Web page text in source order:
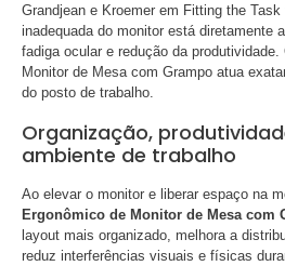
Grandjean e Kroemer em Fitting the
inadequada do monitor está diretamente
fadiga ocular e redução da
Monitor de Mesa com Grampo atua
do posto de trabalho.
Organização,
ambiente de trabalho
Ao elevar o monitor e liberar espaço na
Ergonômico de Monitor de Mesa com
layout mais organizado, melhora a
reduz interferências visuais e físicas